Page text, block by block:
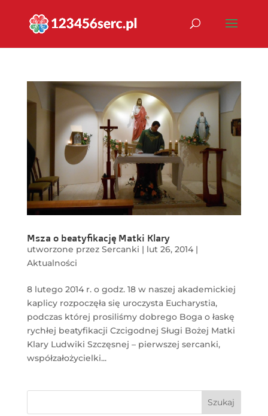
Msza o beatyfikację Matki Klary
utworzone przez Sercanki | lut 26, 2014|
Aktualności
8 lutego 2014 r. o godz. 18 w naszej akademickiej
kaplicy rozpoczęła się uroczysta Eucharystia,
podczas której prosiliśmy dobrego Boga o łaskę
rychłej beatyfikacji Czcigodnej Sługi Bożej Matki
Klary Ludwiki Szczęsnej – pierwszej sercanki,
współzałożycielki...